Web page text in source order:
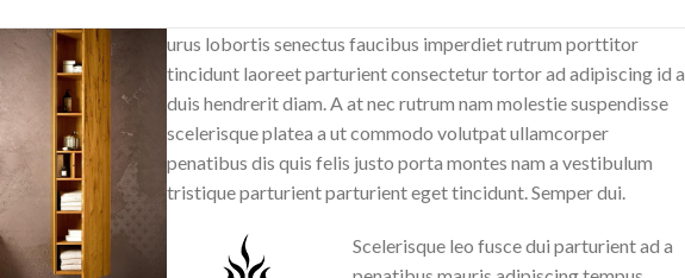
urus lobortis senectus faucibus imperdiet rutrum porttitor
tincidunt laoreet parturient consectetur tortor ad adipiscing id a
duis hendrerit diam. A at nec rutrum nam molestie suspendisse
scelerisque platea a ut commodo volutpat ullamcorper
penatibus dis quis felis justo porta montes nam a vestibulum
tristique parturient parturient eget tincidunt. Semper dui.
Scelerisque leo fusce dui parturient ad a